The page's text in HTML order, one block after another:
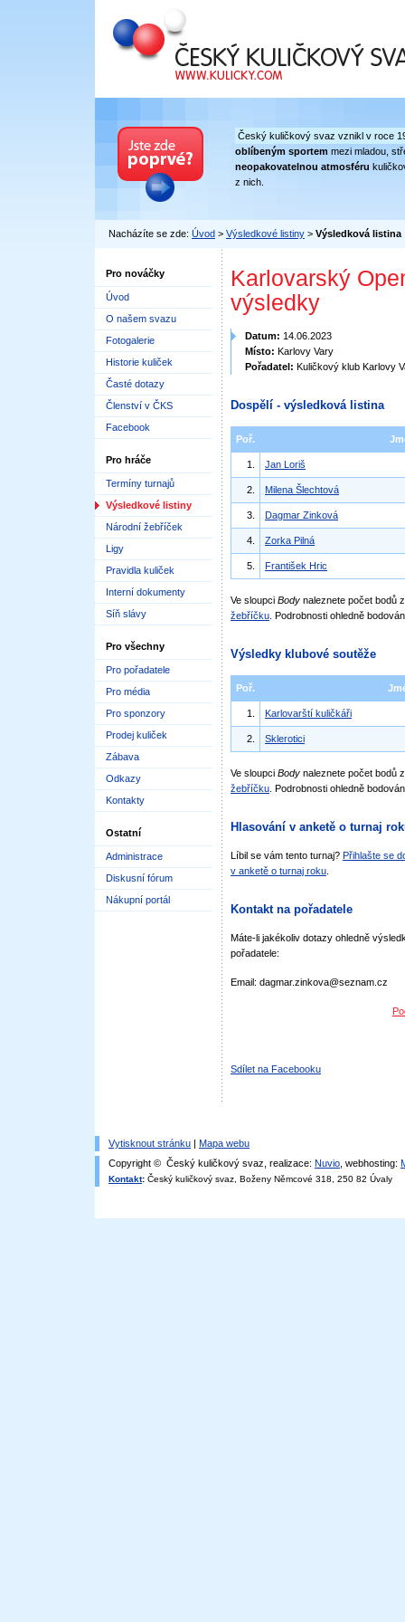
Český kuličkový svaz
Český kuličkový svaz vznikl v roce
oblíbeným sportem mezi mladou,
neopakovatelnou atmosféru
z nich.
Nacházíte se zde: Úvod > Výsledkové listiny > Výsledková listina
Pro nováčky
Úvod
O našem svazu
Fotogalerie
Historie kuliček
Časté dotazy
Členství v ČKS
Facebook
Pro hráče
Termíny turnajů
Výsledkové listiny
Národní žebříček
Ligy
Pravidla kuliček
Interní dokumenty
Síň slávy
Pro všechny
Pro pořadatele
Pro média
Pro sponzory
Prodej kuliček
Zábava
Odkazy
Kontakty
Ostatní
Administrace
Diskusní fórum
Nákupní portál
Karlovarský
výsledky
Datum: 14.06.2023
Místo: Karlovy Vary
Pořadatel: Kuličkový klub Karlovy
Dospělí - výsledková listina
Poř.
1. Jan Loriš
2. Milena Šlechtová
3. Dagmar Zinková
4. Zorka Pilná
5. František Hric
Ve sloupci Body naleznete počet bodů
žebříčku . Podrobnosti ohledně
Výsledky klubové soutěže
Poř.
1. Karlovarští kuličkáři
2. Sklerotici
Ve sloupci Body naleznete počet bodů
žebříčku . Podrobnosti ohledně
Hlasování v anketě o turnaj
Líbil se vám tento turnaj? Přihlašte se
v anketě o turnaj roku
Kontakt na pořadatele
Máte-li jakékoliv dotazy ohledně
pořadatele:
Email: dagmar.zinkova@seznam.cz
Sdílet na Facebooku
Vytisknout stránku | Mapa webu
Copyright © Český kuličkový svaz, realizace: Nuvio , webhosting:
Kontakt: Český kuličkový svaz, Boženy Němcové 318, 250 82 Úvaly